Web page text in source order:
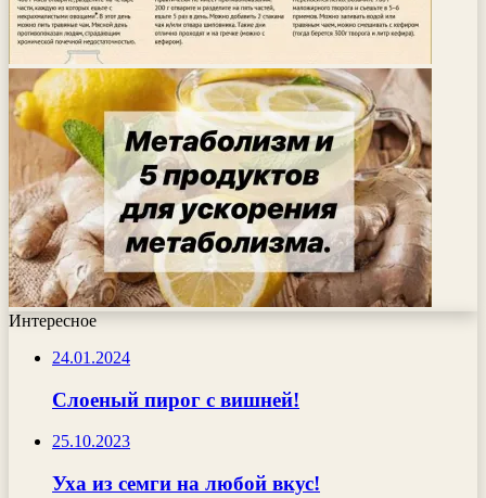
Интересное
24.01.2024
Слоеный пирог с вишней!
25.10.2023
Уха из семги на любой вкус!